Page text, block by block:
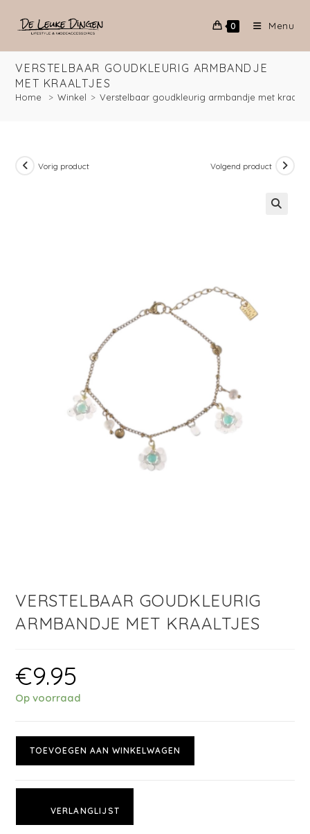
0 Menu
VERSTELBAAR GOUDKLEURIG ARMBANDJE
MET KRAALTJES
Home > Winkel > Verstelbaar goudkleurig armbandje met
Vorig product Volgend product
VERSTELBAAR GOUDKLEURIG
ARMBANDJE MET KRAALTJES
€9.95
Op voorraad
TOEVOEGEN AAN WINKELWAGEN
VERLANGLIJST